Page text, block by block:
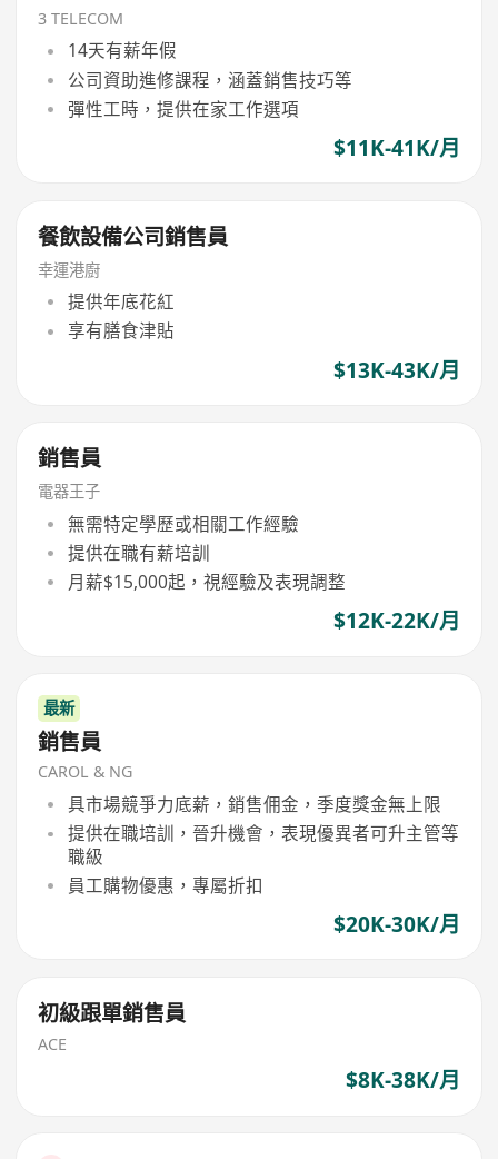
3 TELECOM
14天有薪年假
公司資助進修課程，涵蓋銷售技巧等
彈性工時，提供在家工作選項
$11K-41K/月
餐飲設備公司銷售員
幸運港廚
提供年底花紅
享有膳食津貼
$13K-43K/月
銷售員
電器王子
無需特定學歷或相關工作經驗
提供在職有薪培訓
月薪$15,000起，視經驗及表現調整
$12K-22K/月
最新
銷售員
CAROL & NG
具市場競爭力底薪，銷售佣金，季度獎金無上限
提供在職培訓，晉升機會，表現優異者可升主管等
職級
員工購物優惠，專屬折扣
$20K-30K/月
初級跟單銷售員
ACE
$8K-38K/月